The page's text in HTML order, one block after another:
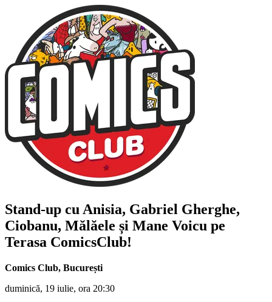
Stand-up cu Anisia, Gabriel Gherghe,
Ciobanu, Mălăele și Mane Voicu pe
Terasa ComicsClub!
Comics Club, București
duminică, 19 iulie, ora 20:30